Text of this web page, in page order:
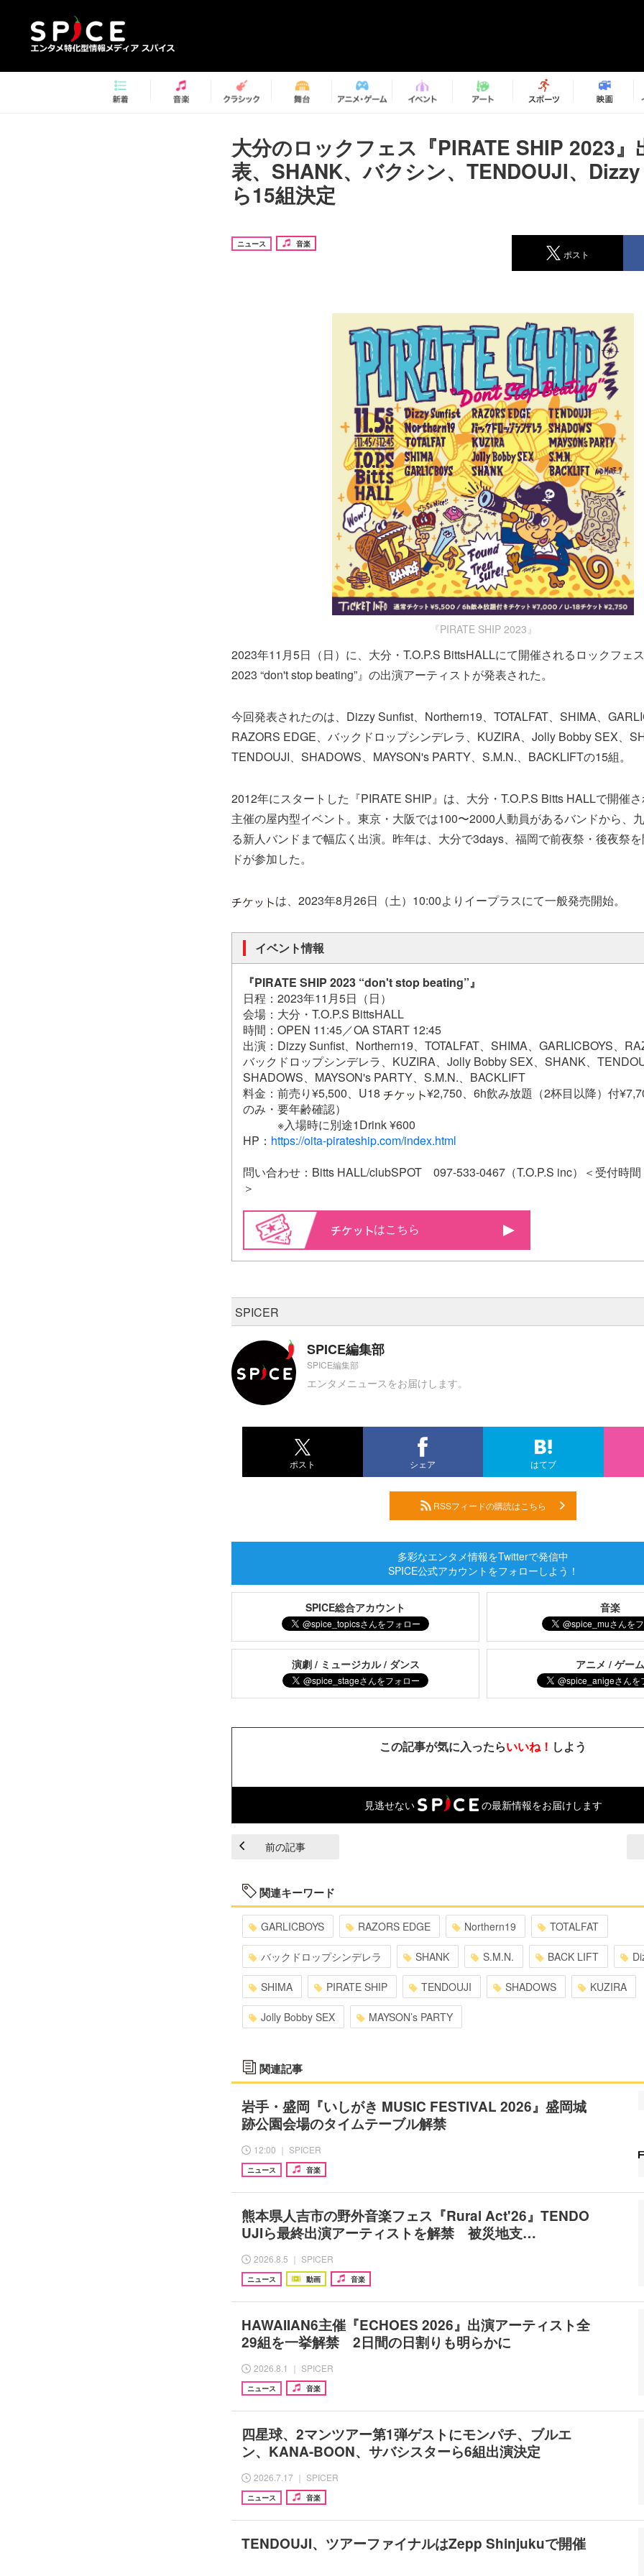
大分のロックフェス『PIRATE SHIP 2023』
表、SHANK、バクシン、TENDOUJI、
ら15組決定
ニュース 音楽
ポスト
『PIRATE SHIP 2023』
2023年11月5日（日）に、大分・T.O.P.S BittsHALLにて開催されるロックフェ
2023 “don't stop beating”』の出演アーティストが発表された。
今回発表されたのは、Dizzy Sunfist、Northern19、TOTALFAT、SHIMA、
RAZORS EDGE、バックドロップシンデレラ、KUZIRA、Jolly Bobby SEX、
TENDOUJI、SHADOWS、MAYSON's PARTY、S.M.N.、BACKLIFTの15組。
2012年にスタートした『PIRATE SHIP』は、大分・T.O.P.S Bitts HALLで開催
主催の屋内型イベント。東京・大阪では100〜2000人動員があるバンドから、
る新人バンドまで幅広く出演。昨年は、大分で3days、福岡で前夜祭・後夜祭
ドが参加した。
は、2023年8月26日（土）10:00よりイープラスにて一般発売開始。
イベント情報
『PIRATE SHIP 2023 “don't stop beating”』
日程：2023年11月5日（日）
会場：大分・T.O.P.S BittsHALL
時間：OPEN 11:45／OA START 12:45
出演：Dizzy Sunfist、Northern19、TOTALFAT、SHIMA、GARLICBOYS、
バックドロップシンデレラ、KUZIRA、Jolly Bobby SEX、SHANK、
SHADOWS、MAYSON's PARTY、S.M.N.、BACKLIFT
料金：前売り¥5,500、U18
¥2,750、6h飲み放題（2杯目以降）付
のみ・要年齢確認）
※入場時に別途1Drink ¥600
HP： https://oita-pirateship.com/index.html
問い合わせ：Bitts HALL/clubSPOT 097-533-0467（T.O.P.S inc）＜受付時
＞
はこちら
SPICER
SPICE編集部
SPICE編集部
エンタメニュースをお届けします。
ポスト シェア はてブ
RSSフィードの購読はこちら
多彩なエンタメ情報をTwitterで発信中
SPICE公式アカウントをフォローしよう！
SPICE総合アカウント 音楽
演劇 / ミュージカル / ダンス アニメ / ゲー
この記事が気に入ったらいいね！ しよう
見逃せない の最新情報をお届けします
前の記事
関連キーワード
GARLICBOYS RAZORS EDGE Northern19 TOTALFAT
バックドロップシンデレラ SHANK S.M.N. BACK LIFT
SHIMA PIRATE SHIP TENDOUJI SHADOWS KUZIRA
Jolly Bobby SEX MAYSON’s PARTY
関連記事
岩手・盛岡『いしがき MUSIC FESTIVAL 2026』盛岡城
跡公園会場のタイムテーブル解禁
12:00 ｜ SPICER
ニュース 音楽
熊本県人吉市の野外音楽フェス『Rural Act'26』TENDO
UJIら最終出演アーティストを解禁 被災地支…
2026.8.5 ｜ SPICER
ニュース 動画 音楽
HAWAIIAN6主催『ECHOES 2026』出演アーティスト全
29組を一挙解禁 2日間の日割りも明らかに
2026.8.1 ｜ SPICER
ニュース 音楽
四星球、2マンツアー第1弾ゲストにモンパチ、ブルエ
ン、KANA-BOON、サバシスターら6組出演決定
2026.7.17 ｜ SPICER
ニュース 音楽
TENDOUJI、ツアーファイナルはZepp Shinjukuで開催